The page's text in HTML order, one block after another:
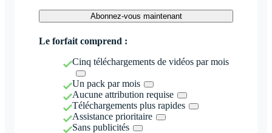
Abonnez-vous maintenant
Le forfait comprend :
Cinq téléchargements de vidéos par mois
Un pack par mois
Aucune attribution requise
Téléchargements plus rapides
Assistance prioritaire
Sans publicités